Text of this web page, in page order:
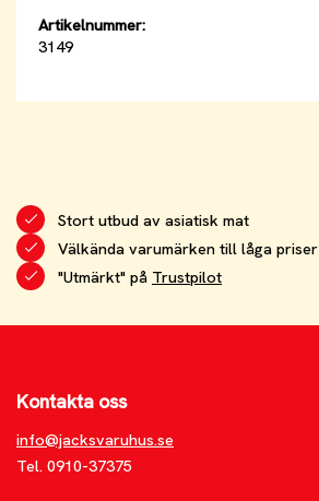
Artikelnummer:
3149
Stort utbud av asiatisk mat
Välkända varumärken till låga priser
"Utmärkt" på Trustpilot
Kontakta oss
info@jacksvaruhus.se
Tel. 0910-37375